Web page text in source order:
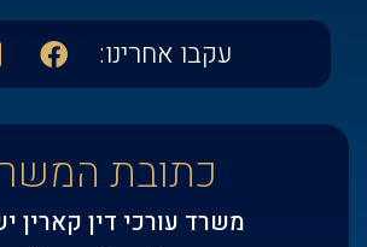
עקבו אחרינו:​
כתובת
משרד עורכי דין קארין